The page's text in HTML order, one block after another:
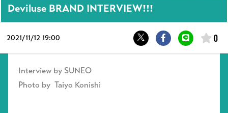
Deviluse BRAND INTERVIEW!!!
2021/11/12 19:00 0
Interview by SUNEO
Photo by Taiyo Konishi